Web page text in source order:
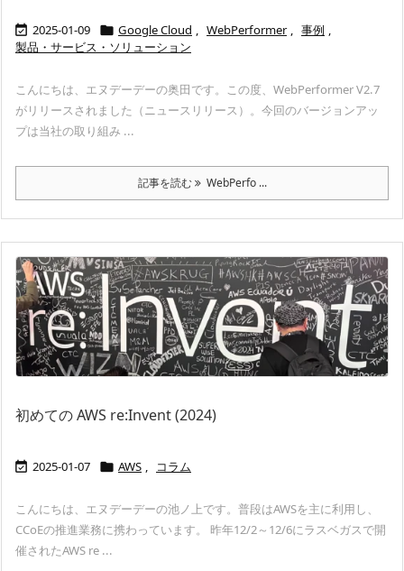
 2025-01-09  Google Cloud , WebPerformer , 事例 ,
製品・サービス・ソリューション
こんにちは、エヌデーデーの奥田です。この度、WebPerformer V2.7
がリリースされました（ニュースリリース）。今回のバージョンアッ
プは当社の取り組み ...
記事を読む WebPerfo ...
初めての AWS re:Invent (2024)
 2025-01-07  AWS , コラム
こんにちは、エヌデーデーの池ノ上です。普段はAWSを主に利用し、
CCoEの推進業務に携わっています。 昨年12/2～12/6にラスベガスで開
催されたAWS re ...